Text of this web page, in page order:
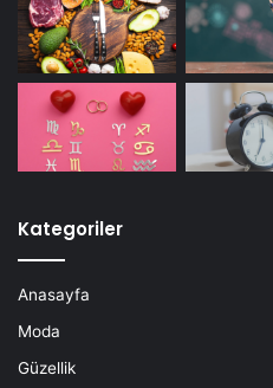
Kategoriler
Anasayfa
Moda
Güzellik